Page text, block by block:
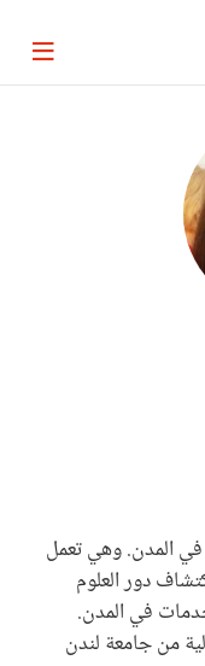
Page
في المدن. وهي تعمل
دور العلوم
في المدن.
من جامعة لندن